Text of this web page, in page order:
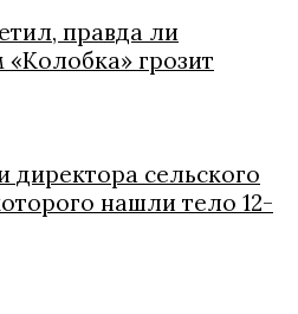
правда ли
грозит
директора сельского
нашли тело 12-